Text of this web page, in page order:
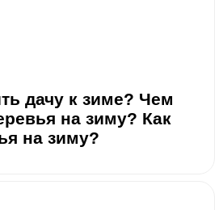
дачу к зиме? Чем
на зиму? Как
на зиму?